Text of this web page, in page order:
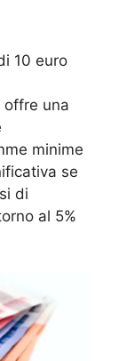
10 euro
offre una
minime
se
di
al 5%